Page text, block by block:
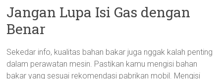
Jangan Lupa Isi Gas dengan
Benar
Sekedar info, kualitas bahan bakar juga nggak kalah penting
dalam perawatan mesin. Pastikan kamu mengisi bahan
bakar yang sesuai rekomendasi pabrikan mobil. Mengisi